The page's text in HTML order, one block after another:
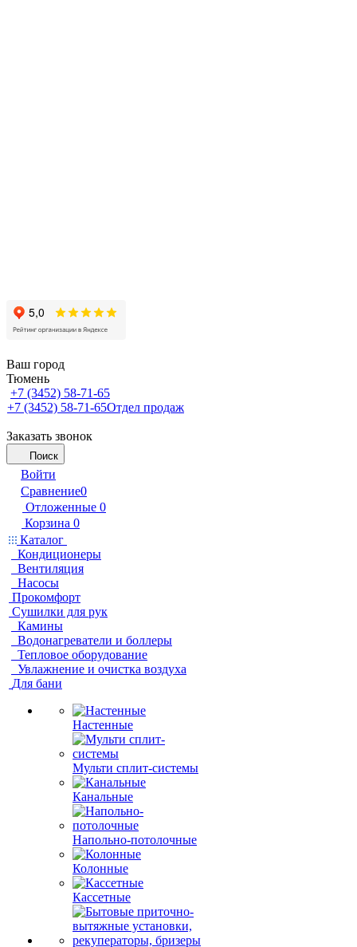
Ваш город
Тюмень
+7 (3452) 58-71-65
+7 (3452) 58-71-65Отдел продаж
Заказать звонок
Поиск
Войти
Сравнение0
Отложенные 0
Корзина 0
Каталог
Кондиционеры
Вентиляция
Насосы
Прокомфорт
Сушилки для рук
Камины
Водонагреватели и боллеры
Тепловое оборудование
Увлажнение и очистка воздуха
Для бани
Настенные
Мульти сплит-системы
Канальные
Напольно-потолочные
Колонные
Кассетные